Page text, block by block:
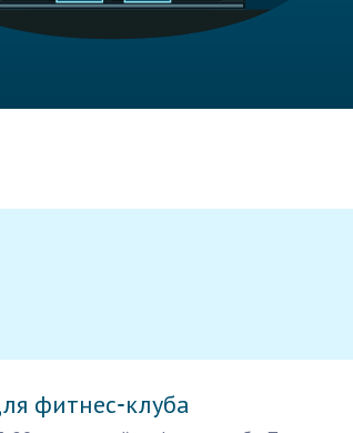
фитнес‑клуба